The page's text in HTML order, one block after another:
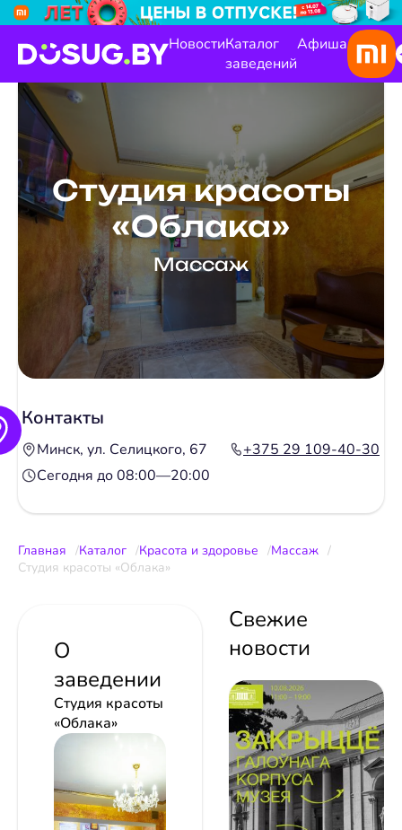
НовостиКаталог
заведений
Афиша
Студия красоты
«Облака»
Массаж
Контакты
Минск, ул. Селицкого, 67
+375 29 109-40-30
Сегодня до 08:00—20:00
Главная Каталог Красота и здоровье
Массаж
Студия красоты «Облака»
О
заведении
Студия красоты
«Облака»
Свежие
новости